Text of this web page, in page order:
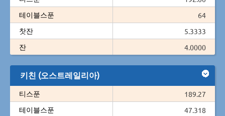
테이블스푼
64
찻잔
5.3333
잔
4.0000
키친 (오스트레일리아)
티스푼
189.27
테이블스푼
47.318